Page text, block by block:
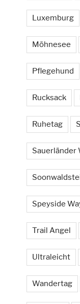
Luxemburg
Möhnesee
Pflegehund
Rucksack
Ruhetag
Sauerländer
Speyside
Trail Angel
Ultraleicht
Wandertag